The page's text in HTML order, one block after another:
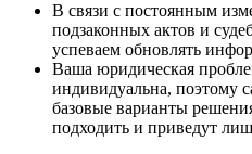
В связи с постоянным
подзаконных актов и
успеваем обновлять
Ваша юридическая
индивидуальна, поэтому
базовые варианты
подходить и приведут